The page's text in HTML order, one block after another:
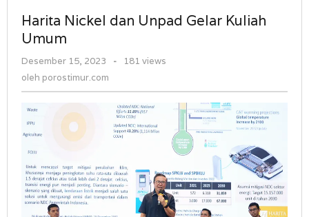
dan
Unpad
Kuliah
Harita Nickel dan Unpad Gelar Kuliah
Umum
Desember 15, 2023
oleh
-
181 views
oleh porostimur.com